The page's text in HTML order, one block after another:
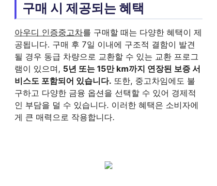
구매 시 제공되는 혜택
아우디 인증중고차를 구매할 때는 다양한 혜택이 제
공됩니다. 구매 후 7일 이내에 구조적 결함이 발견
될 경우 동급 차량으로 교환할 수 있는 교환 프로그
램이 있으며, 5년 또는 15만 km까지 연장된 보증 서
비스도 포함되어 있습니다. 또한, 중고차임에도 불
구하고 다양한 금융 옵션을 선택할 수 있어 경제적
인 부담을 덜 수 있습니다. 이러한 혜택은 소비자에
게 큰 매력으로 작용합니다.